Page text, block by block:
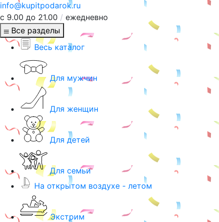
info@kupitpodarok.ru
с 9.00 до 21.00 / ежедневно
Все разделы
Весь каталог
Для мужчин
Для женщин
Для детей
Для семьи
На открытом воздухе - летом
Экстрим